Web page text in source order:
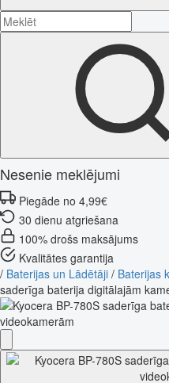
Nesenie meklējumi
Piegāde no 4,99€
30 dienu atgriešana
100% drošs maksājums
Kvalitātes garantija
/ Baterijas un Lādētāji / Baterijas
saderīga baterija digitālajām